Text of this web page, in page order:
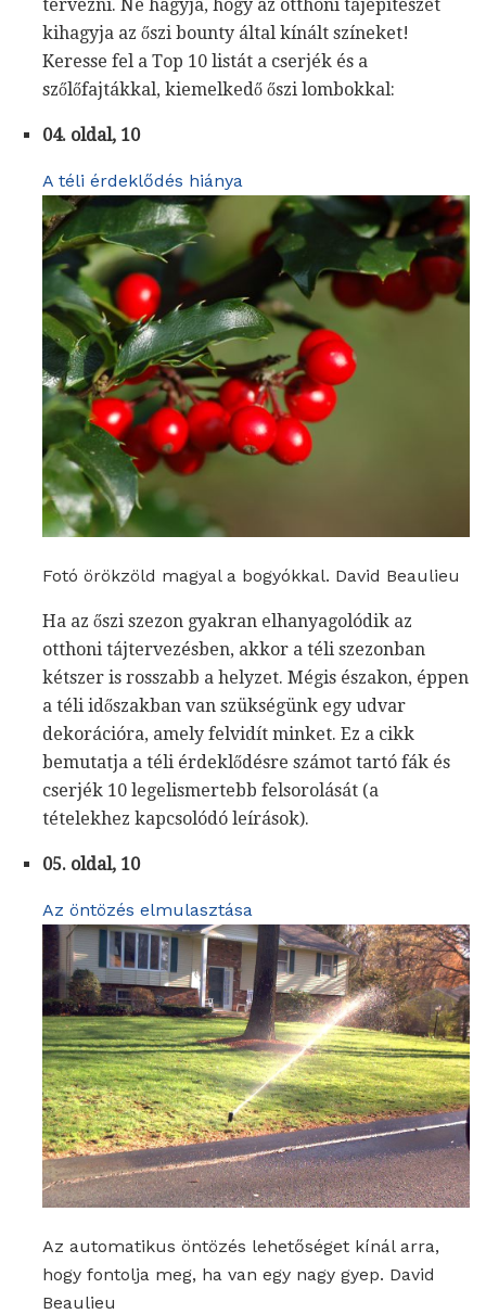
tervezni. Ne hagyja, hogy az otthoni tájépítészet
kihagyja az őszi bounty által kínált színeket!
Keresse fel a Top 10 listát a cserjék és a
szőlőfajtákkal, kiemelkedő őszi lombokkal:
04. oldal, 10
A téli érdeklődés hiánya
Fotó örökzöld magyal a bogyókkal. David Beaulieu
Ha az őszi szezon gyakran elhanyagolódik az
otthoni tájtervezésben, akkor a téli szezonban
kétszer is rosszabb a helyzet. Mégis északon, éppen
a téli időszakban van szükségünk egy udvar
dekorációra, amely felvidít minket. Ez a cikk
bemutatja a téli érdeklődésre számot tartó fák és
cserjék 10 legelismertebb felsorolását (a
tételekhez kapcsolódó leírások).
05. oldal, 10
Az öntözés elmulasztása
Az automatikus öntözés lehetőséget kínál arra,
hogy fontolja meg, ha van egy nagy gyep. David
Beaulieu